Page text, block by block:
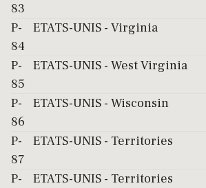
83
P-
84
ETATS-UNIS - Virginia
P-
85
ETATS-UNIS - West Virginia
P-
86
ETATS-UNIS - Wisconsin
P-
87
ETATS-UNIS - Territories
P-
ETATS-UNIS - Territories